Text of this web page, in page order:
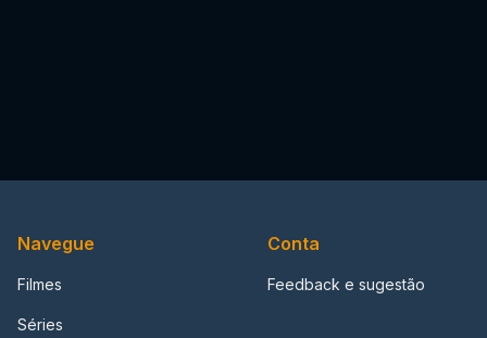
Navegue
Filmes
Séries
Conta
Feedback e sugestão